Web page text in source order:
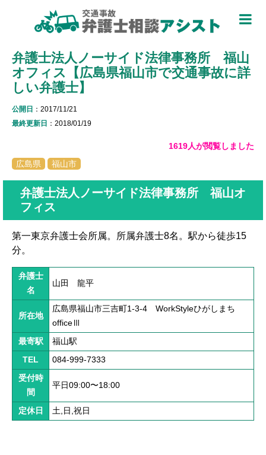
弁護士法人ノーサイド法律事務所 福山
オフィス【広島県福山市で交通事故に詳
しい弁護士】
公開日 ：2017/11/21
最終更新日 ：2018/01/19
1619人が閲覧しました
広島県
福山市
弁護士法人ノーサイド法律事務所 福山オ
フィス
第一東京弁護士会所属。所属弁護士8名。駅から徒歩15
分。
弁護士
名
山田 龍平
所在地
広島県福山市三吉町1-3-4 WorkStyleひがしまち
officeⅢ
最寄駅 福山駅
TEL 084-999-7333
受付時
間
平日09:00〜18:00
定休日 土,日,祝日
被害者のための基礎知識 ▼
被害者になったら
適用できる保険を知る
休業損害について知る
弁護士特約について知る
加害者側について知る
被害に関する用語を知る
解決までの流れ ▼
ケガの治療
症状固定
後遺障害認定
慰謝料請求
示談交渉
交通事故体験談 ▼